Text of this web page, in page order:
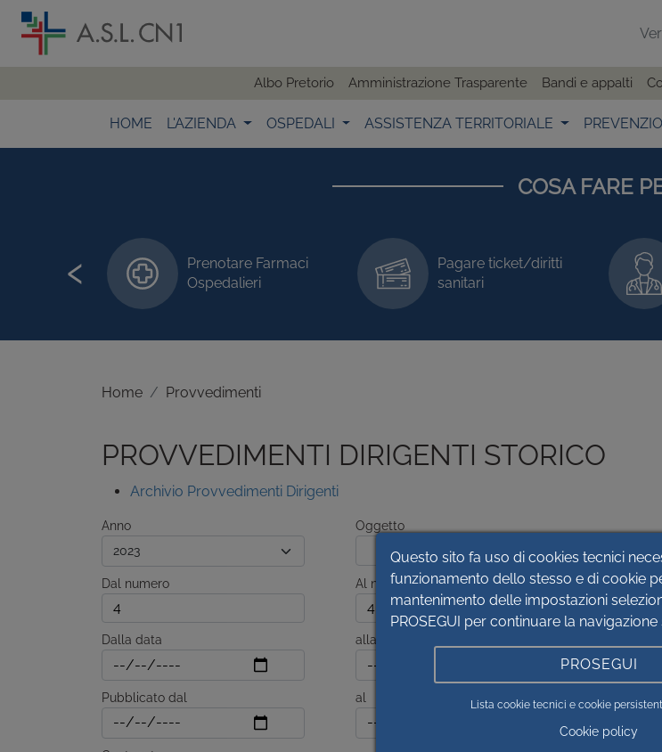
Albo Pretorio Amministrazione Trasparente Bandi e appalti
HOME L'AZIENDA OSPEDALI ASSISTENZA TERRITORIALE
COSA FARE
esami
Prenotare Farmaci
Ospedalieri
Pagare ticket/diritti
sanitari
‹
Home Provvedimenti
PROVVEDIMENTI DIRIGENTI STORICO
Archivio Provvedimenti Dirigenti
Anno Oggetto
Dal numero Al numero
Dalla data alla data
Pubblicato dal al
Questo sito fa uso di cookies tecnici
funzionamento dello stesso e di cookie
mantenimento delle impostazioni
PROSEGUI per continuare la
PROSEGUI
Lista cookie tecnici e cookie
Cookie policy